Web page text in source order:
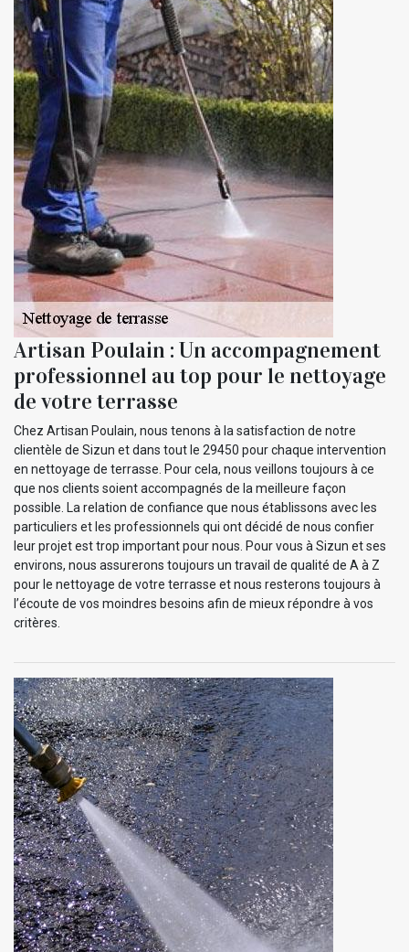
Artisan Poulain : Un accompagnement
professionnel au top pour le nettoyage
de votre terrasse
Chez Artisan Poulain, nous tenons à la satisfaction de notre
clientèle de Sizun et dans tout le 29450 pour chaque intervention
en nettoyage de terrasse. Pour cela, nous veillons toujours à ce
que nos clients soient accompagnés de la meilleure façon
possible. La relation de confiance que nous établissons avec les
particuliers et les professionnels qui ont décidé de nous confier
leur projet est trop important pour nous. Pour vous à Sizun et ses
environs, nous assurerons toujours un travail de qualité de A à Z
pour le nettoyage de votre terrasse et nous resterons toujours à
l’écoute de vos moindres besoins afin de mieux répondre à vos
critères.